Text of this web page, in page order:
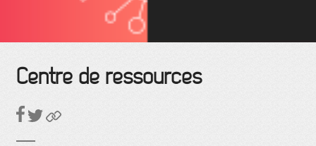
Centre de ressources